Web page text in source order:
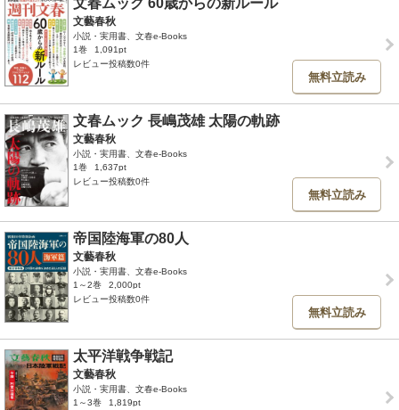
文春ムック 60歳からの新ルール
文藝春秋
小説・実用書、文春e-Books
1巻
1,091pt
レビュー投稿数0件
無料立読み
文春ムック 長嶋茂雄 太陽の軌跡
文藝春秋
小説・実用書、文春e-Books
1巻
1,637pt
レビュー投稿数0件
無料立読み
帝国陸海軍の80人
文藝春秋
小説・実用書、文春e-Books
1～2巻
2,000pt
レビュー投稿数0件
無料立読み
太平洋戦争戦記
文藝春秋
小説・実用書、文春e-Books
1～3巻
1,819pt